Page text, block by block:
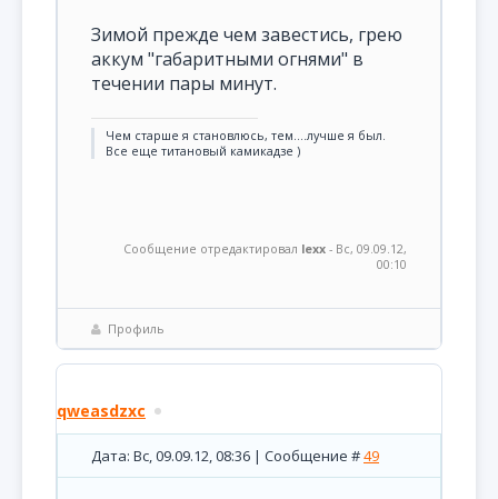
Зимой прежде чем завестись, грею
аккум "габаритными огнями" в
течении пары минут.
Чем старше я становлюсь, тем....лучше я был.
Все еще титановый камикадзе )
Сообщение отредактировал lexx - Вс, 09.09.12,
00:10
Профиль
qweasdzxc
Дата: Вс, 09.09.12, 08:36 | Сообщение #49